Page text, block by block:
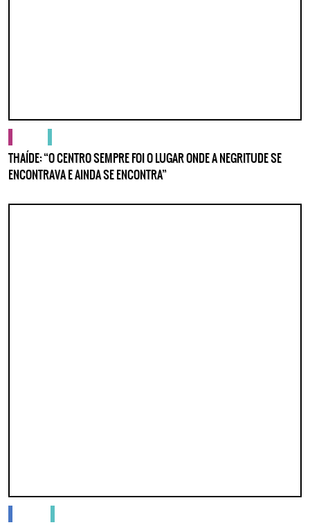
THAÍDE: “O CENTRO SEMPRE FOI O LUGAR ONDE A NEGRITUDE SE
ENCONTRAVA E AINDA SE ENCONTRA”